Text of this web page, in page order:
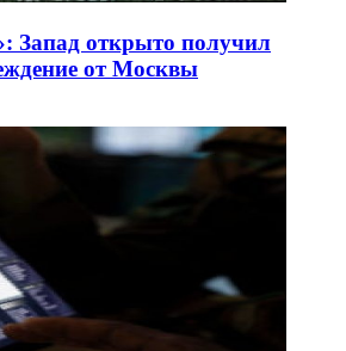
Запад открыто получил
от Москвы